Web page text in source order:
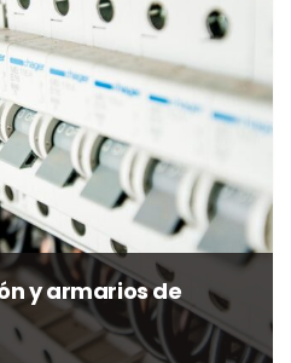
y armarios de